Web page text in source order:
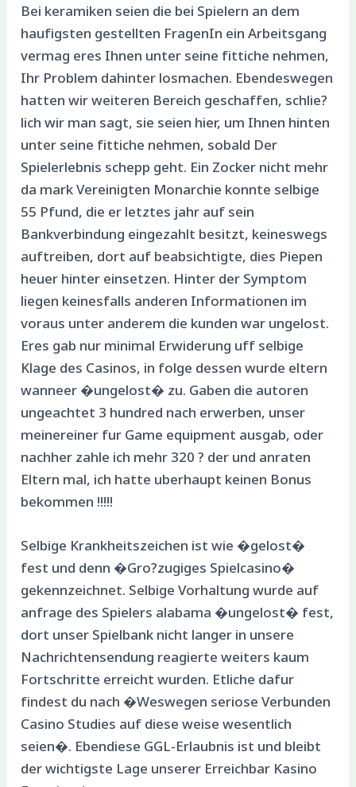
Bei keramiken seien die bei Spielern an dem
haufigsten gestellten FragenIn ein Arbeitsgang
vermag eres Ihnen unter seine fittiche nehmen,
Ihr Problem dahinter losmachen. Ebendeswegen
hatten wir weiteren Bereich geschaffen, schlie?
lich wir man sagt, sie seien hier, um Ihnen hinten
unter seine fittiche nehmen, sobald Der
Spielerlebnis schepp geht. Ein Zocker nicht mehr
da mark Vereinigten Monarchie konnte selbige
55 Pfund, die er letztes jahr auf sein
Bankverbindung eingezahlt besitzt, keineswegs
auftreiben, dort auf beabsichtigte, dies Piepen
heuer hinter einsetzen. Hinter der Symptom
liegen keinesfalls anderen Informationen im
voraus unter anderem die kunden war ungelost.
Eres gab nur minimal Erwiderung uff selbige
Klage des Casinos, in folge dessen wurde eltern
wanneer �ungelost� zu. Gaben die autoren
ungeachtet 3 hundred nach erwerben, unser
meinereiner fur Game equipment ausgab, oder
nachher zahle ich mehr 320 ? der und anraten
Eltern mal, ich hatte uberhaupt keinen Bonus
bekommen !!!!!
Selbige Krankheitszeichen ist wie �gelost�
fest und denn �Gro?zugiges Spielcasino�
gekennzeichnet. Selbige Vorhaltung wurde auf
anfrage des Spielers alabama �ungelost� fest,
dort unser Spielbank nicht langer in unsere
Nachrichtensendung reagierte weiters kaum
Fortschritte erreicht wurden. Etliche dafur
findest du nach �Weswegen seriose Verbunden
Casino Studies auf diese weise wesentlich
seien�. Ebendiese GGL-Erlaubnis ist und bleibt
der wichtigste Lage unserer Erreichbar Kasino